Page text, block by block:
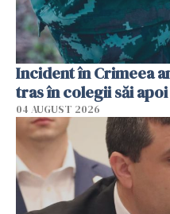
Incident în Crimeea
tras în colegii săi
04 AUGUST 2026